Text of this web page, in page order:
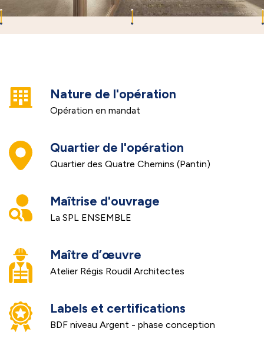
Nature de l'opération
Opération en mandat
Quartier de l'opération
Quartier des Quatre Chemins (Pantin)
Maîtrise d'ouvrage
La SPL ENSEMBLE
Maître d’œuvre
Atelier Régis Roudil Architectes
Labels et certifications
BDF niveau Argent - phase conception